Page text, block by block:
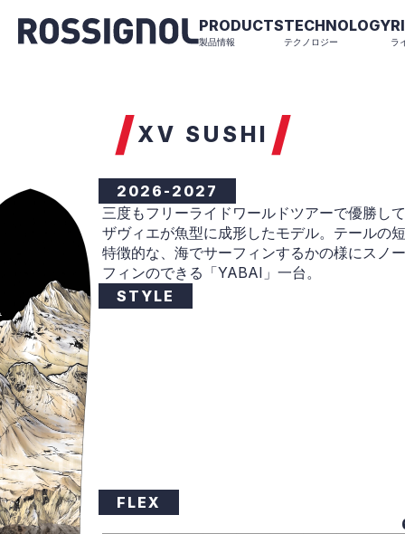
PRODUCTS
製品情報
TECHNOLOGY
テクノロジー ラ
XV SUSHI
2026-2027
三度もフリーライドワールドツアーで優勝し
ザヴィエが魚型に成形したモデル。テールの
特徴的な、海でサーフィンするかの様にスノ
フィンのできる「YABAI」一台。
STYLE
FLEX